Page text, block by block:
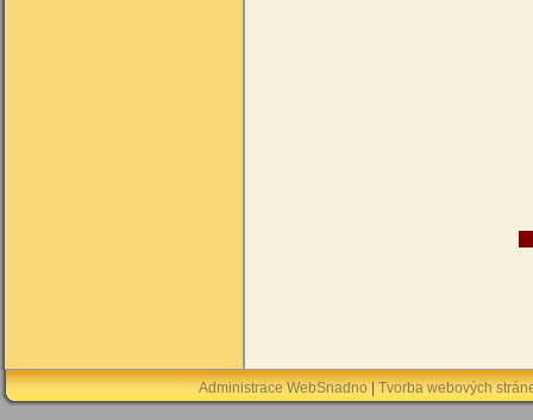
Administrace WebSnadno |Tvorba webových